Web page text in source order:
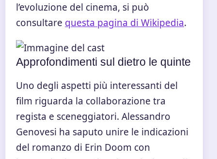
l’evoluzione del cinema, si può
consultare questa pagina di Wikipedia.
Approfondimenti sul dietro le quinte
Uno degli aspetti più interessanti del
film riguarda la collaborazione tra
regista e sceneggiatori. Alessandro
Genovesi ha saputo unire le indicazioni
del romanzo di Erin Doom con